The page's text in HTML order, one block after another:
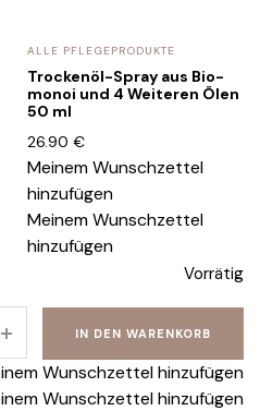
ALLE PFLEGEPRODUKTE
​​Trockenöl-Spray aus Bio-
monoi und 4 Weiteren Ölen
50 ml
26.90 €
Meinem Wunschzettel
hinzufügen
Meinem Wunschzettel
hinzufügen
Vorrätig
IN DEN WARENKORB
Wunschzettel hinzufügen
Wunschzettel hinzufügen